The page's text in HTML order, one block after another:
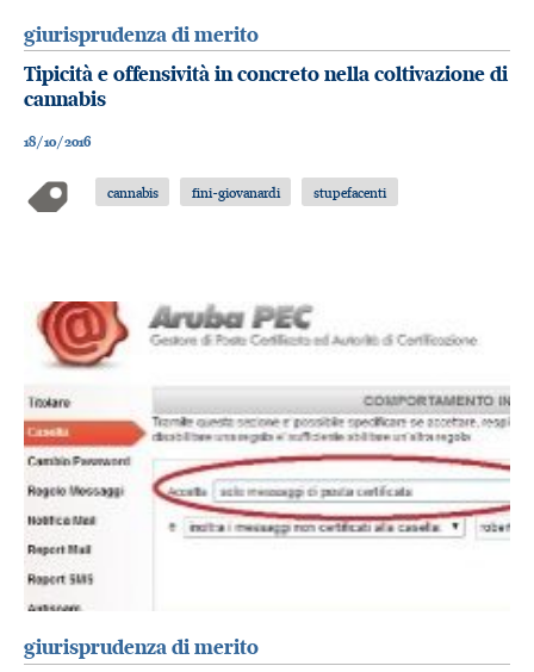
giurisprudenza di merito
Tipicità e offensività in concreto nella coltivazione di
cannabis
18/10/2016
cannabis fini-giovanardi stupefacenti
giurisprudenza di merito